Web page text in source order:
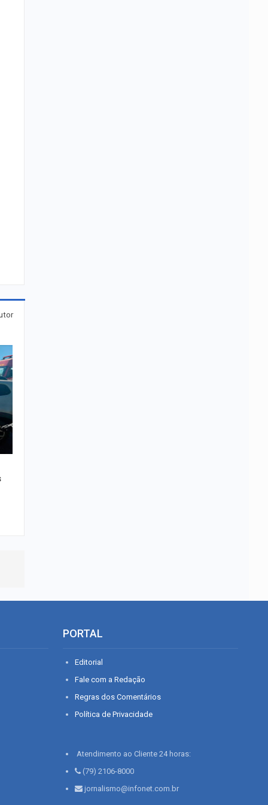
PORTAL
Editorial
Fale com a Redação
Regras dos Comentários
Política de Privacidade
Atendimento ao Cliente 24 horas:
(79) 2106-8000
jornalismo@infonet.com.br